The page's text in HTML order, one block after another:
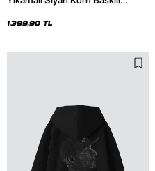
1.399,90 TL